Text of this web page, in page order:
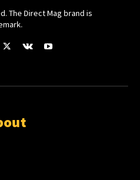
The Direct Mag brand is